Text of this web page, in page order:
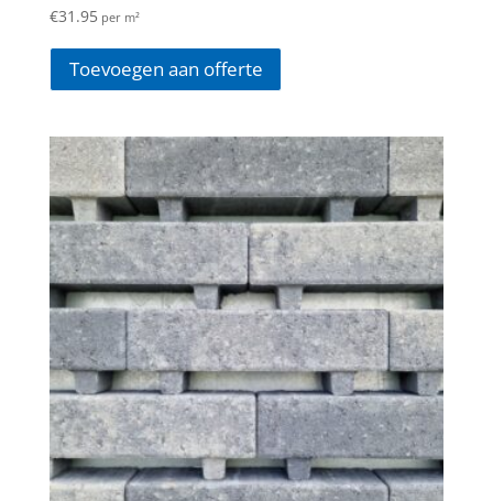
€31.95per m²
Toevoegen aan offerte